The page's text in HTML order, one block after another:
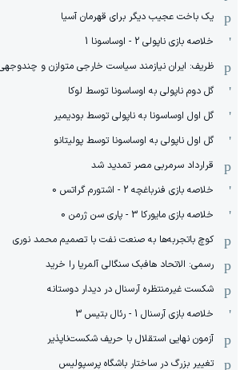
یک باخت عجیب دیگر برای قهرمان آسیا
خلاصه بازی ناپولی 2 - اوساسونا 1
ظریف: ایران نیازمند سیاست خارجی متوازن و
گل دوم ناپولی به اوساسونا توسط لوکا
گل اول اوساسونا به ناپولی توسط بودیمیر
گل اول ناپولی به اوساسونا توسط پولیتانو
قرارداد سرمربی مصر تمدید شد
خلاصه بازی فنرباغچه 2 - اشتورم گراتس 0
خلاصه بازی مایورکا 3 - پاری سن ژرمن 0
کوچ باتجربه‌ها به صنعت نفت با تصمیم محمد نوری
رسمی: الاتحاد هافبک سنگالی آلمریا را خرید
شکست غیرمنتظره آرسنال در دیدار دوستانه
خلاصه بازی آرسنال 1 - رئال بتیس 3
آزمون نهایی استقلال با حریف شکست‌ناپذیر
تغییر بزرگ در ساختار باشگاه پرسپولیس